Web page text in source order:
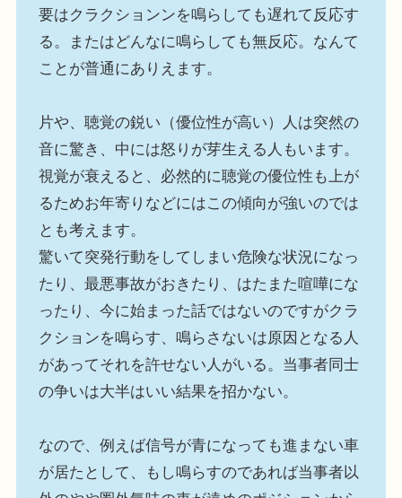
要はクラクションンを鳴らしても遅れて反応す
る。またはどんなに鳴らしても無反応。なんて
ことが普通にありえます。
片や、聴覚の鋭い（優位性が高い）人は突然の
音に驚き、中には怒りが芽生える人もいます。
視覚が衰えると、必然的に聴覚の優位性も上が
るためお年寄りなどにはこの傾向が強いのでは
とも考えます。
驚いて突発行動をしてしまい危険な状況になっ
たり、最悪事故がおきたり、はたまた喧嘩にな
ったり、今に始まった話ではないのですがクラ
クションを鳴らす、鳴らさないは原因となる人
があってそれを許せない人がいる。当事者同士
の争いは大半はいい結果を招かない。
なので、例えば信号が青になっても進まない車
が居たとして、もし鳴らすのであれば当事者以